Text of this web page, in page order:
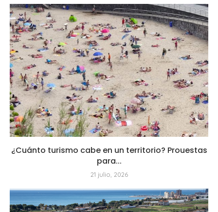
¿Cuánto turismo cabe en un territorio? Prouestas
para...
21 julio, 2026